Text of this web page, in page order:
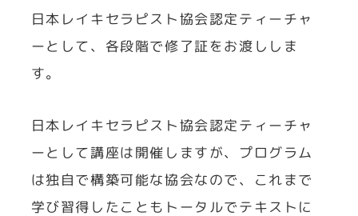
日本レイキセラピスト協会認定ティーチャ
ーとして、各段階で修了証をお渡ししま
す。
日本レイキセラピスト協会認定ティーチャ
ーとして講座は開催しますが、プログラム
は独自で構築可能な協会なので、これまで
学び習得したこともトータルでテキストに